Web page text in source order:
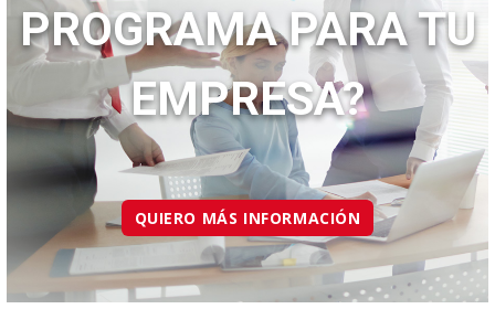
PROGRAMA PARA TU
EMPRESA?
QUIERO MÁS INFORMACIÓN